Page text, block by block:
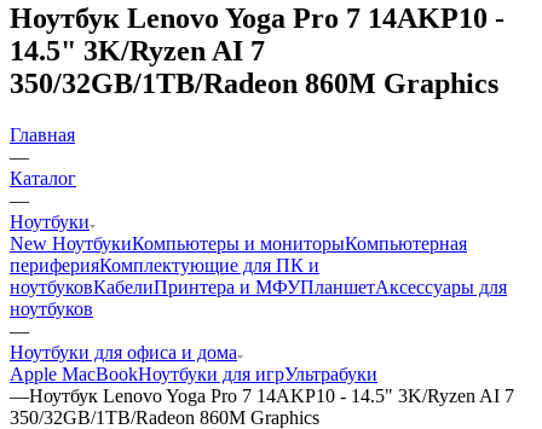
Ноутбук Lenovo Yoga Pro 7 14AKP10 -
14.5" 3K/Ryzen AI 7
350/32GB/1TB/Radeon 860M Graphics
Главная
—
Каталог
—
Ноутбуки
New НоутбукиКомпьютеры и мониторыКомпьютерная
периферияКомплектующие для ПК и
ноутбуковКабелиПринтера и МФУПланшетАксессуары для
ноутбуков
—
Ноутбуки для офиса и дома
Apple MacBookНоутбуки для игрУльтрабуки
—Ноутбук Lenovo Yoga Pro 7 14AKP10 - 14.5" 3K/Ryzen AI 7
350/32GB/1TB/Radeon 860M Graphics